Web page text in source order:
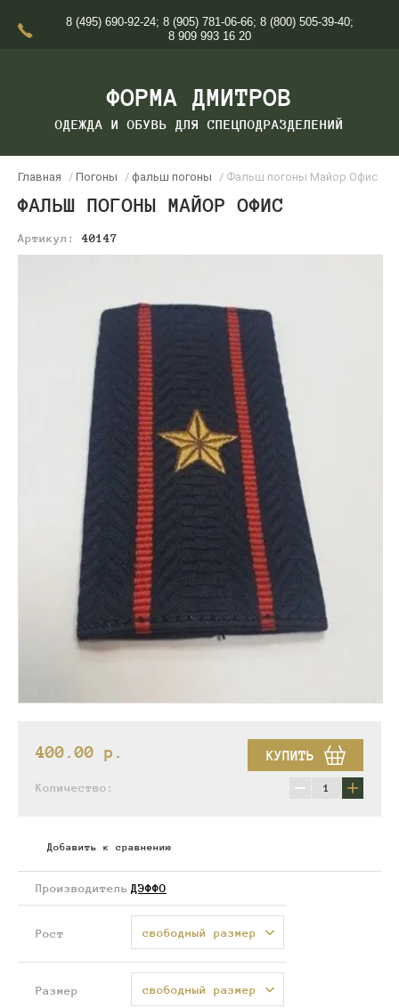
8 (495) 690-92-24; 8 (905) 781-06-66; 8 (800) 505-39-40;
8 909 993 16 20
ФОРМА ДМИТРОВ
ОДЕЖДА И ОБУВЬ ДЛЯ СПЕЦПОДРАЗДЕЛЕНИЙ
Главная / Погоны / фальш погоны / Фальш погоны Майор Офис
ФАЛЬШ ПОГОНЫ МАЙОР ОФИС
Артикул: 40147
400.00 p. КУПИТЬ
Количество: − +
Добавить к сравнению
Производитель ДЭФФО
Рост свободный размер
Размер свободный размер